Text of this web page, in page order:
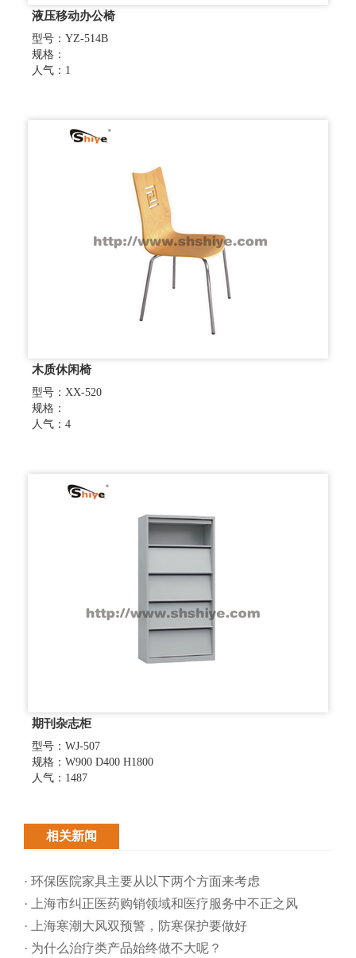
液压移动办公椅
型号：YZ-514B
规格：
人气：1
木质休闲椅
型号：XX-520
规格：
人气：4
期刊杂志柜
型号：WJ-507
规格：W900 D400 H1800
人气：1487
相关新闻
· 环保医院家具主要从以下两个方面来考虑
· 上海市纠正医药购销领域和医疗服务中不正之风
· 上海寒潮大风双预警，防寒保护要做好
· 为什么治疗类产品始终做不大呢？